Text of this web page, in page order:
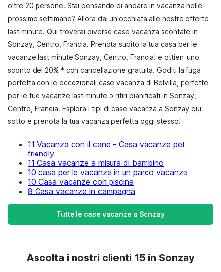
oltre 20 persone. Stai pensando di andare in vacanza nelle
prossime settimane? Allora dai un'occhiata alle nostre offerte
last minute. Qui troverai diverse case vacanza scontate in
Sonzay, Centro, Francia. Prenota subito la tua casa per le
vacanze last minute Sonzay, Centro, Francia! e ottieni uno
sconto del 20% * con cancellazione gratuita. Goditi la fuga
perfetta con le eccezionali case vacanza di Belvilla, perfette
per le tue vacanze last minute o ritiri pianificati in Sonzay,
Centro, Francia. Esplora i tipi di case vacanza a Sonzay qui
sotto e prenota la tua vacanza perfetta oggi stesso!
11 Vacanza con il cane - Casa vacanze pet
friendly
11 Casa vacanze a misura di bambino
10 casa per le vacanze in un parco vacanze
10 Casa vacanze con piscina
8 Casa vacanze in campagna
Tutte le case vacanze a Sonzay
Ascolta i nostri clienti 15 in Sonzay